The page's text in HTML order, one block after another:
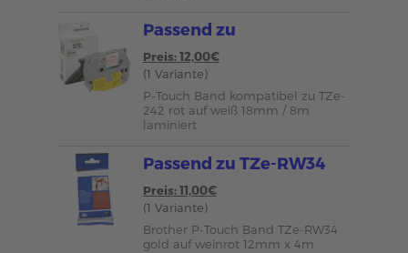
Passend zu
Preis: 12,00€
(1 Variante)
P-Touch Band kompatibel zu TZe-
242 rot auf weiß 18mm / 8m
laminiert
Passend zu TZe-RW34
Preis: 11,00€
(1 Variante)
Brother P-Touch Band TZe-RW34
gold auf weinrot 12mm x 4m